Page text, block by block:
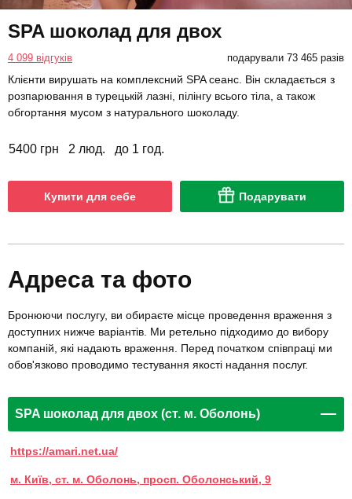
SPA шоколад для двох
4 099 відгуків подарували 73 465 разів
Клієнти вирушать на комплексний SPA сеанс. Він складається з
розпарювання в турецькій лазні, пілінгу всього тіла, а також
обгортання мусом з натурального шоколаду.
5400 грн 2 люд. до 1 год.
Купити для себе Подарувати
Адреса та фото
Бронюючи послугу, ви обираєте місце проведення враження з
доступних нижче варіантів. Ми ретельно підходимо до вибору
компаній, які надають враження. Перед початком співпраці ми
обов'язково проводимо тестування якості надання послуг.
SPA шоколад для двох (ст. м. Оболонь)
https://amari.net.ua/
м. Київ, ст. м. Оболонь, просп. Оболонський, 9